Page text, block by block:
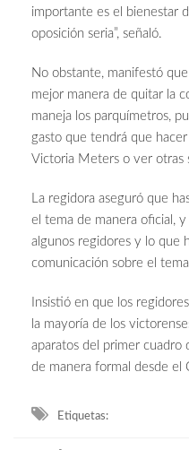
importante es el bienestar
oposición seria”, señaló.
No obstante, manifestó
mejor manera de quitar la
maneja los parquímetros,
gasto que tendrá que
Victoria Meters o ver otras
La regidora aseguró que
el tema de manera oficial,
algunos regidores y lo que
comunicación sobre el
Insistió en que los
la mayoría de los
aparatos del primer cuadro
de manera formal desde el
Etiquetas: